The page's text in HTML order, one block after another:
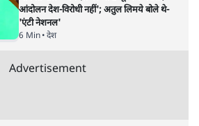
आंदोलन देश-विरोधी नहीं'; अतुल लिमये बोले थे-
'एंटी नेशनल'
6 Min• देश
Advertisement